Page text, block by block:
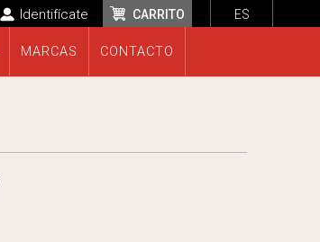
ES
CARRITO
Identifícate
MARCAS CONTACTO